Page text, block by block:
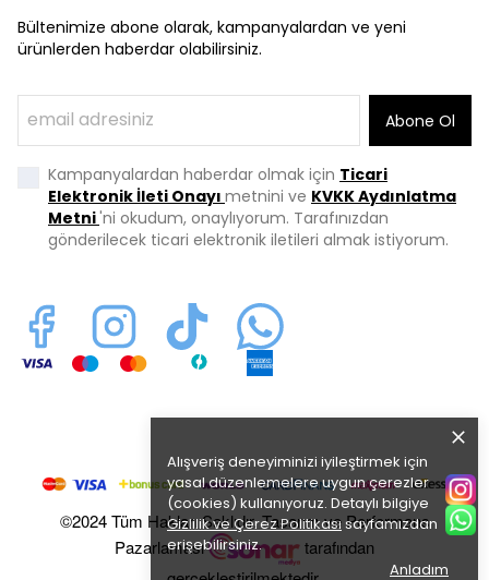
Alışveriş deneyiminizi iyileştirmek için
yasal düzenlemelere uygun çerezler
(cookies) kullanıyoruz. Detaylı bilgiye
Gizlilik ve Çerez Politikasısayfamızdan
erişebilirsiniz.
Anladım
Bültenimize abone olarak, kampanyalardan ve yeni
ürünlerden haberdar olabilirsiniz.
Abone Ol
Kampanyalardan haberdar olmak için Ticari
Elektronik İleti Onayı metnini ve KVKK Aydınlatma
Metni'ni okudum, onaylıyorum. Tarafınızdan
gönderilecek ticari elektronik iletileri almak istiyorum.
©2024 Tüm Hakları Saklıdır. Tasarım ve Performans
Pazarlaması
tarafından